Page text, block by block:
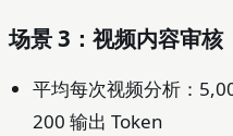
份文
—
每份
场景 3：视频内容审核
平均每次视频分析：
200 输出 Token